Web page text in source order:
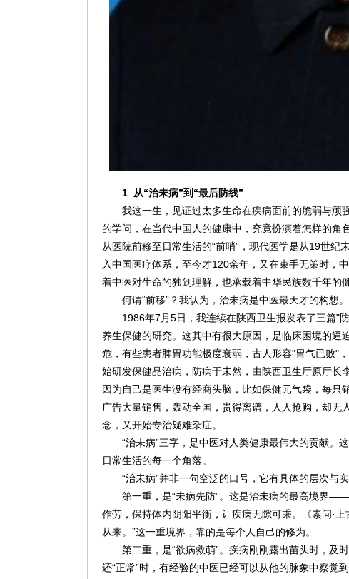
1 从“治未病”到“最后防线”
我这一生，见证过太多生命在疾病面前的脆弱与顽
的学问，在当代中国人的健康中，究竟扮演着怎样的
从医院前移至日常生活的“前哨”，现代医学是从19世
入中国医疗体系，至今才120余年，又在束手无策时，
着中医对生命的独到理解，也承载着中华民族数千年的
何谓“前移”？我认为，治未病是中医最天才的构想。
1986年7月5日，我连续在陕西卫生报发表了三篇"
养生保健的研究。这其中有很大原因，是临床困境的
危，有些患者脾胃功能极度衰弱，古人形容"胃气已败"
始研发保健品治病，防病于未然，由陕西卫生厅原厅长
因为自己是医生没有经商头脑，比如保健元气袋，每
广告大量销售，轰动全国，贵得离谱，人人抢购，却
念，又开始专治疑难杂症。
“治未病”三字，是中医对人类健康最伟大的贡献。
日常生活的每一个角落。
“治未病”并非一句空泛的口号，它有具体的层次与实
第一重，是“未病先防”。这是治未病的最高境界
作劳，保持体内阴阳平衡，让疾病无隙可乘。《素问·
从来。”这一重境界，靠的是每个人自己的修为。
第二重，是“欲病救萌”。疾病刚刚露出苗头时，及
还“正常”时，有经验的中医已经可以从他的脉象中察